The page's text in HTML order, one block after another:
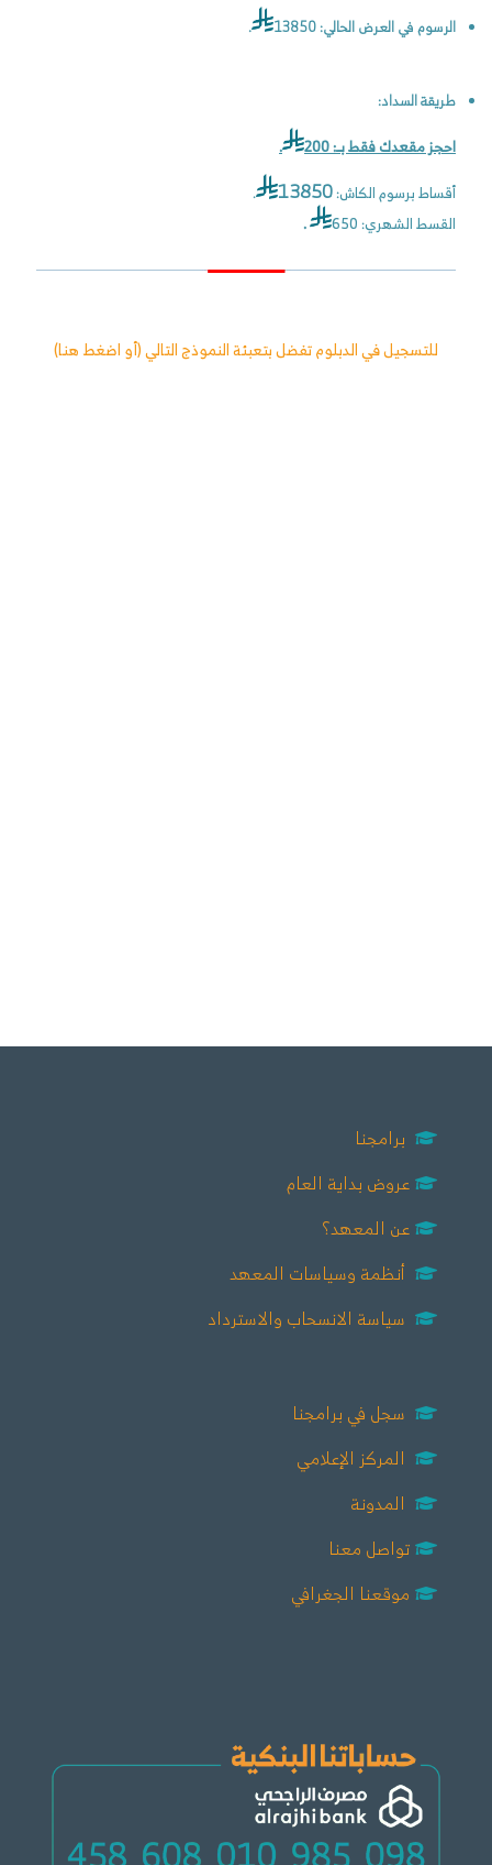
الرسوم في العرض الحالي: 13850
.
طريقة السداد:
احجز مقعدك فقط بــ: 200
.
أقساط برسوم الكاش:13850
.
القسط الشهري: 650
.
للتسجيل في الدبلوم تفضل بتعبئة النموذج التالي (أو اضغط هنا)
برامجنا
عروض بداية العام
عن المعهد؟
أنظمة وسياسات المعهد
سياسة الانسحاب والاسترداد
سجل في برامجنا
المركز الإعلامي
المدونة
تواصل معنا
موقعنا الجغرافي